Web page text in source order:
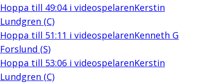
Hoppa till 49:04i videospelarenKerstin
Lundgren (C)
Hoppa till 51:11 i videospelarenKenneth G
Forslund (S)
Hoppa till 53:06i videospelarenKerstin
Lundgren (C)